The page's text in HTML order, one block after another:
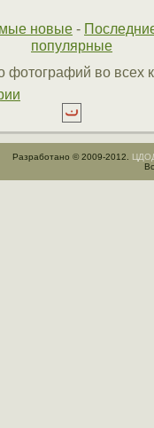
новые -
популярные
фотографий во всех
Разработано © 2009-2012.